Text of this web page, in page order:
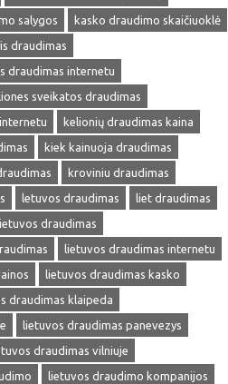
salygos
kasko draudimo skaičiuoklė
draudimas
draudimas internetu
sveikatos draudimas
kelionių draudimas kaina
kiek kainuoja draudimas
kroviniu draudimas
letuvos draudimas
liet draudimas
draudimas
lietuvos draudimas internetu
lietuvos draudimas kasko
draudimas klaipeda
lietuvos draudimas panevezys
draudimas vilniuje
lietuvos draudimo kompanijos